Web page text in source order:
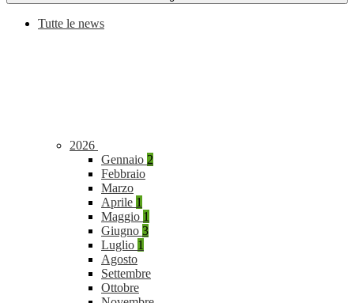
Tutte le news
2026
Gennaio 2
Febbraio
Marzo
Aprile 1
Maggio 1
Giugno 3
Luglio 1
Agosto
Settembre
Ottobre